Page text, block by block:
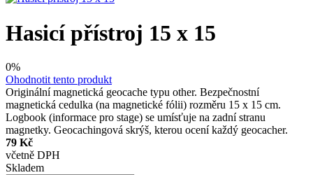
Hasicí přístroj 15 x 15
0%
Ohodnotit tento produkt
Originální magnetická geocache typu other. Bezpečnostní
magnetická cedulka (na magnetické fólii) rozměru 15 x 15 cm.
Logbook (informace pro stage) se umísťuje na zadní stranu
magnetky. Geocachingová skrýš, kterou ocení každý geocacher.
79 Kč
včetně DPH
Skladem